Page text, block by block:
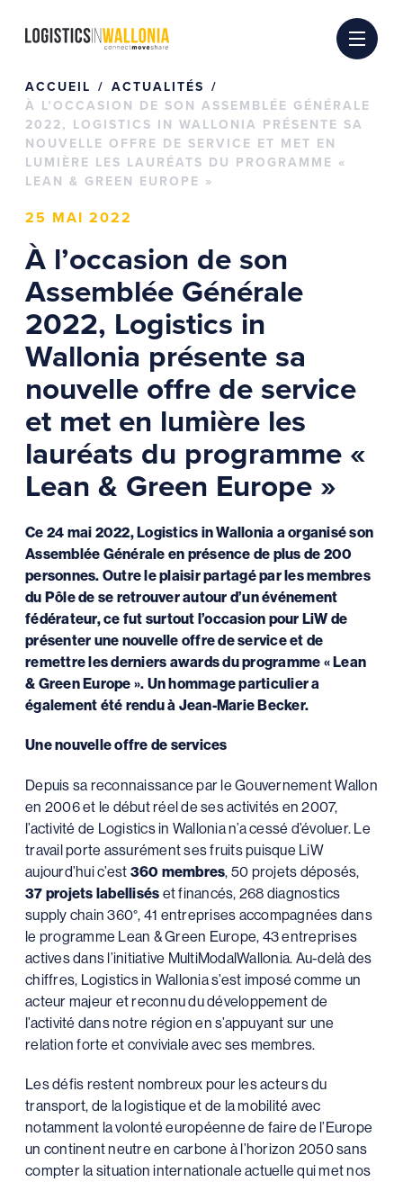
ACCUEIL
ACTUALITÉS
À L’OCCASION DE SON ASSEMBLÉE GÉNÉRALE
2022, LOGISTICS IN WALLONIA PRÉSENTE SA
NOUVELLE OFFRE DE SERVICE ET MET EN
LUMIÈRE LES LAURÉATS DU PROGRAMME «
LEAN & GREEN EUROPE »
25 MAI 2022
À l’occasion de son
Assemblée Générale
2022, Logistics in
Wallonia présente sa
nouvelle offre de service
et met en lumière les
lauréats du programme «
Lean & Green Europe »
Ce 24 mai 2022, Logistics in Wallonia a organisé son
Assemblée Générale en présence de plus de 200
personnes. Outre le plaisir partagé par les membres
du Pôle de se retrouver autour d’un événement
fédérateur, ce fut surtout l’occasion pour LiW de
présenter une nouvelle offre de service et de
remettre les derniers awards du programme « Lean
& Green Europe ». Un hommage particulier a
également été rendu à Jean-Marie Becker.
Une nouvelle offre de services
Depuis sa reconnaissance par le Gouvernement Wallon
en 2006 et le début réel de ses activités en 2007,
l’activité de Logistics in Wallonia n’a cessé d’évoluer. Le
travail porte assurément ses fruits puisque LiW
aujourd’hui c’est 360 membres, 50 projets déposés,
37 projets labellisés et financés, 268 diagnostics
supply chain 360°, 41 entreprises accompagnées dans
le programme Lean & Green Europe, 43 entreprises
actives dans l’initiative MultiModalWallonia. Au-delà des
chiffres, Logistics in Wallonia s’est imposé comme un
acteur majeur et reconnu du développement de
l’activité dans notre région en s’appuyant sur une
relation forte et conviviale avec ses membres.
Les défis restent nombreux pour les acteurs du
transport, de la logistique et de la mobilité avec
notamment la volonté européenne de faire de l’Europe
un continent neutre en carbone à l’horizon 2050 sans
compter la situation internationale actuelle qui met nos